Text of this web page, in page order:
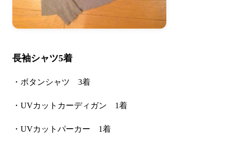
長袖シャツ5着
・ボタンシャツ 3着
・UVカットカーディガン 1着
・UVカットパーカー 1着